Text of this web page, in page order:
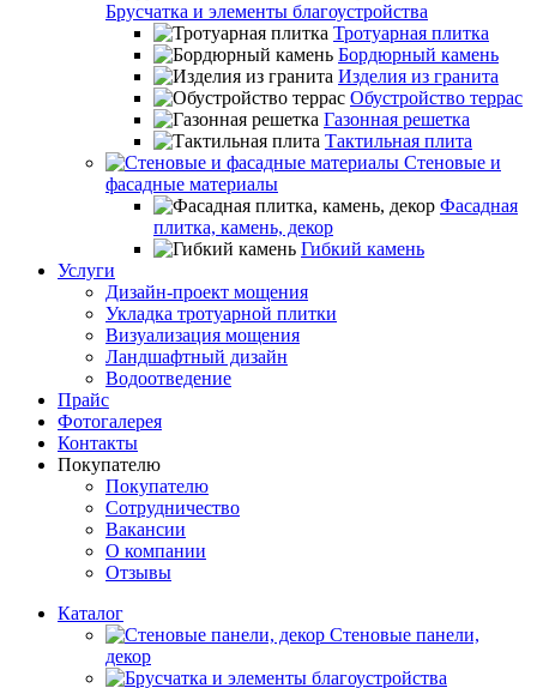
Брусчатка и элементы благоустройства
Тротуарная плитка
Бордюрный камень
Изделия из гранита
Обустройство террас
Газонная решетка
Тактильная плита
Стеновые и
фасадные материалы
Фасадная
плитка, камень, декор
Гибкий камень
Услуги
Дизайн-проект мощения
Укладка тротуарной плитки
Визуализация мощения
Ландшафтный дизайн
Водоотведение
Прайс
Фотогалерея
Контакты
Покупателю
Покупателю
Сотрудничество
Вакансии
О компании
Отзывы
Каталог
Стеновые панели,
декор